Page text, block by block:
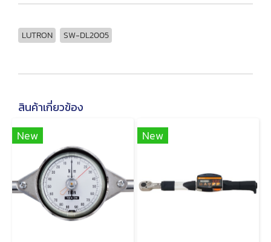
LUTRON SW-DL2005
สินค้าเกี่ยวข้อง
New
New